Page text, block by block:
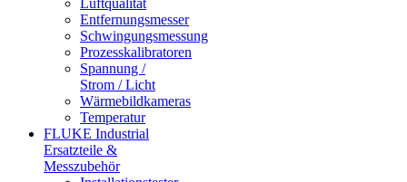
Entfernungsmesser
Schwingungsmessung
Prozesskalibratoren
Spannung /
Strom / Licht
Wärmebildkameras
Temperatur
FLUKE Industrial
Ersatzteile &
Messzubehör